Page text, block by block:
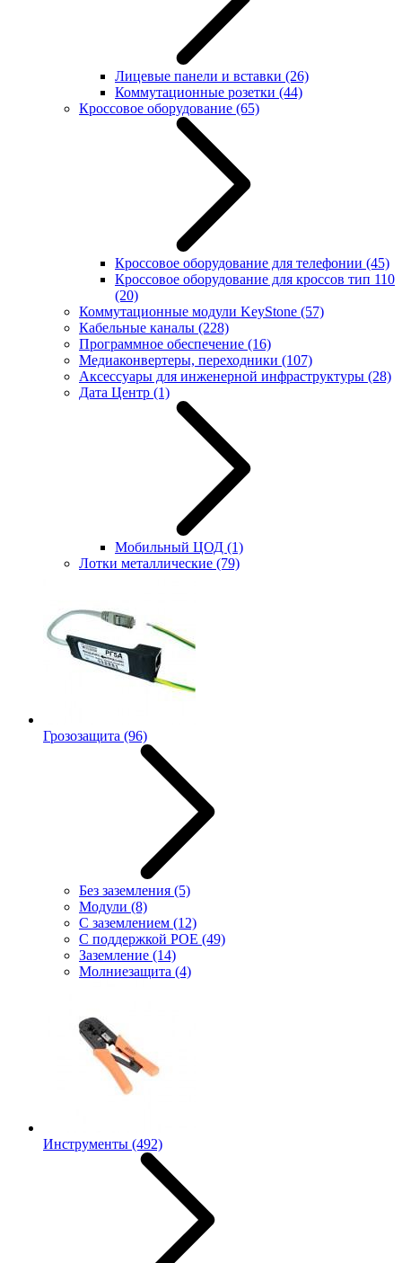
Лицевые панели и вставки (26)
Коммутационные розетки (44)
Кроссовое оборудование (65)
Кроссовое оборудование для телефонии (45)
Кроссовое оборудование для кроссов тип 110
(20)
Коммутационные модули KeyStone (57)
Кабельные каналы (228)
Программное обеспечение (16)
Медиаконвертеры, переходники (107)
Аксессуары для инженерной инфраструктуры (28)
Дата Центр (1)
Мобильный ЦОД (1)
Лотки металлические (79)
Грозозащита (96)
Без заземления (5)
Модули (8)
С заземлением (12)
С поддержкой POE (49)
Заземление (14)
Молниезащита (4)
Инструменты (492)